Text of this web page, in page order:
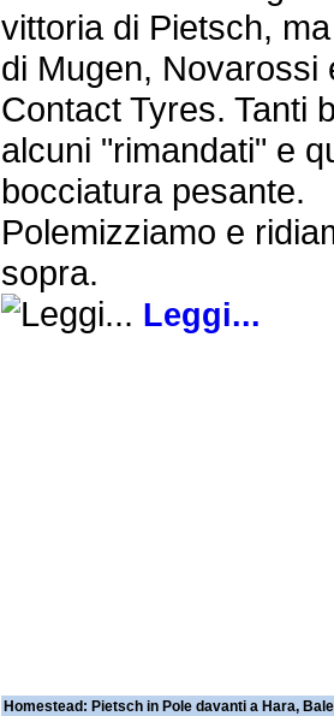
vittoria di Pietsch,
di Mugen, Novarossi
Contact Tyres. Tanti
alcuni "rimandati" e
bocciatura pesante.
Polemizziamo e
sopra.
Leggi...
Homestead: Pietsch in Pole davanti a Hara,